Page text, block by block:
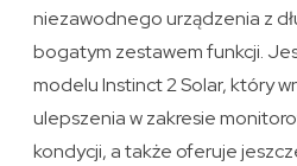
niezawodnego urządzenia z
bogatym zestawem funkcji.
modelu Instinct 2 Solar, który
ulepszenia w zakresie
kondycji, a także oferuje